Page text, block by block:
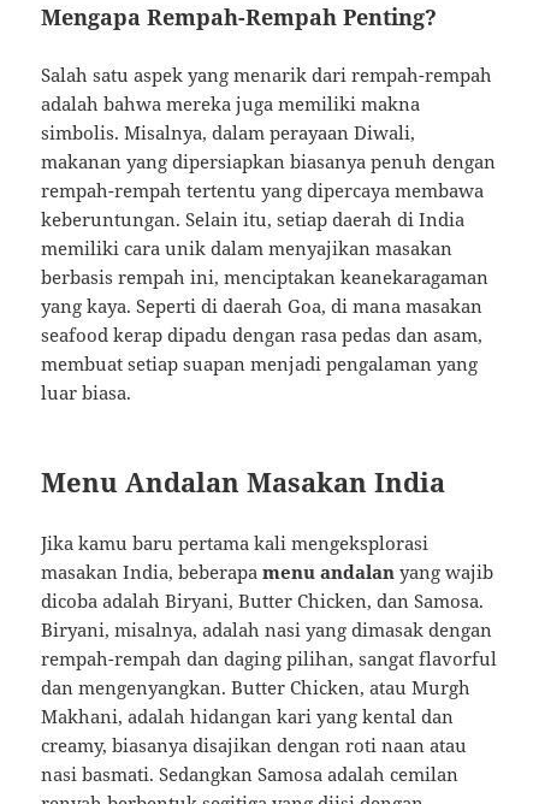
Mengapa Rempah-Rempah Penting?
Salah satu aspek yang menarik dari rempah-rempah
adalah bahwa mereka juga memiliki makna
simbolis. Misalnya, dalam perayaan Diwali,
makanan yang dipersiapkan biasanya penuh dengan
rempah-rempah tertentu yang dipercaya membawa
keberuntungan. Selain itu, setiap daerah di India
memiliki cara unik dalam menyajikan masakan
berbasis rempah ini, menciptakan keanekaragaman
yang kaya. Seperti di daerah Goa, di mana masakan
seafood kerap dipadu dengan rasa pedas dan asam,
membuat setiap suapan menjadi pengalaman yang
luar biasa.
Menu Andalan Masakan India
Jika kamu baru pertama kali mengeksplorasi
masakan India, beberapamenu andalan yang wajib
dicoba adalah Biryani, Butter Chicken, dan Samosa.
Biryani, misalnya, adalah nasi yang dimasak dengan
rempah-rempah dan daging pilihan, sangat flavorful
dan mengenyangkan. Butter Chicken, atau Murgh
Makhani, adalah hidangan kari yang kental dan
creamy, biasanya disajikan dengan roti naan atau
nasi basmati. Sedangkan Samosa adalah cemilan